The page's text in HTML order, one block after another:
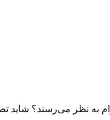
به نظر می‌رسند؟